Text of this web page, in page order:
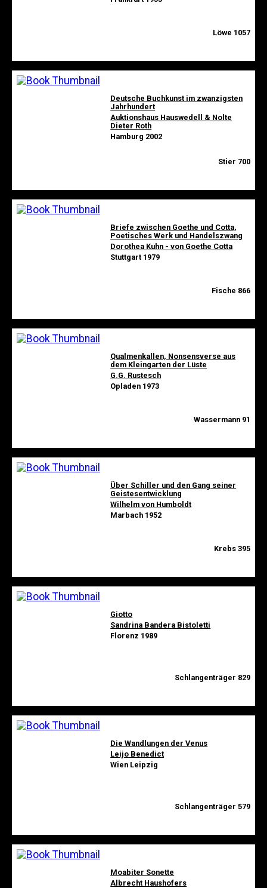
Löwe 1057
Deutsche Buchkunst im zwanzigsten
Jahrhundert
Auktionshaus Hauswedell & Nolte
Dieter Roth
Hamburg 2002
Stier 700
Briefe zwischen Goethe und Cotta,
Poetisches Werk und Handelszwang
Dorothea Kuhn - von Goethe Cotta
Stuttgart 1979
Fische 866
Qualmenkallen, Nonsensverse aus
dem Kleingarten der Lüste
G.G. Rustesch
Opladen 1973
Wassermann 91
Über Schiller und den Gang seiner
Geistesentwicklung
Wilhelm von Humboldt
Marbach 1952
Krebs 395
Giotto
Sandrina Bandera Bistoletti
Florenz 1989
Schlangenträger 829
Die Wandlungen der Venus
Leijo Benedict
Wien Leipzig
Schlangenträger 579
Moabiter Sonette
Albrecht Haushofers